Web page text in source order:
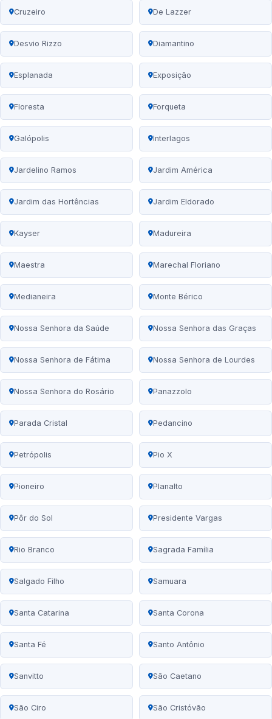
Cruzeiro De Lazzer
Desvio Rizzo Diamantino
Esplanada Exposição
Floresta Forqueta
Galópolis Interlagos
Jardelino Ramos Jardim América
Jardim das Hortências Jardim Eldorado
Kayser Madureira
Maestra Marechal Floriano
Medianeira Monte Bérico
Nossa Senhora da Saúde Nossa Senhora das Graças
Nossa Senhora de Fátima Nossa Senhora de Lourdes
Nossa Senhora do Rosário Panazzolo
Parada Cristal Pedancino
Petrópolis Pio X
Pioneiro Planalto
Pôr do Sol Presidente Vargas
Rio Branco Sagrada Família
Salgado Filho Samuara
Santa Catarina Santa Corona
Santa Fé Santo Antônio
Sanvitto São Caetano
São Ciro São Cristóvão